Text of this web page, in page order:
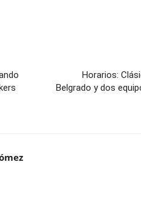
Horarios:
Belgrado y dos